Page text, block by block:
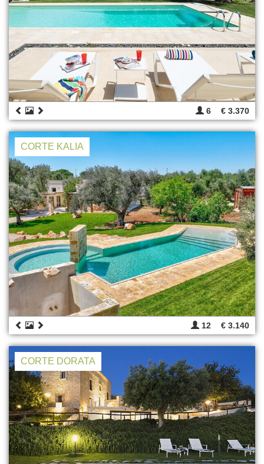
6 € 3.370
CORTE KALIA
12 € 3.140
CORTE DORATA